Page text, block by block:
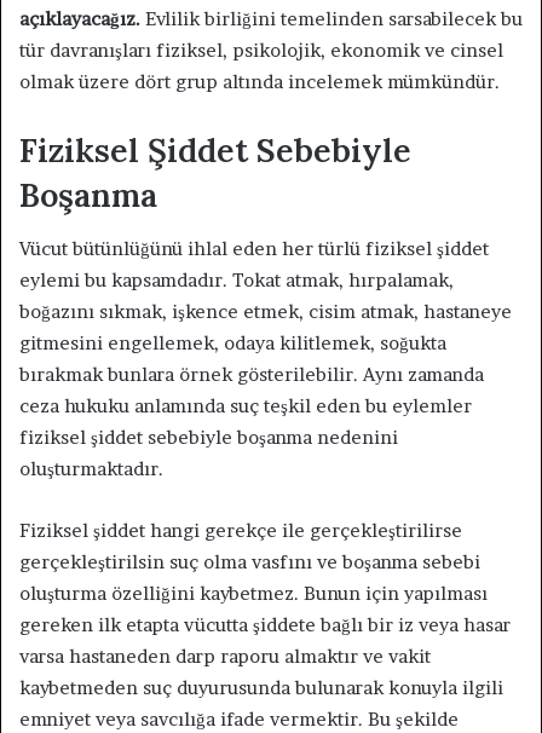
açıklayacağız. Evlilik birliğini temelinden sarsabilecek bu
tür davranışları fiziksel, psikolojik, ekonomik ve cinsel
olmak üzere dört grup altında incelemek mümkündür.
Fiziksel Şiddet Sebebiyle
Boşanma
Vücut bütünlüğünü ihlal eden her türlü fiziksel şiddet
eylemi bu kapsamdadır. Tokat atmak, hırpalamak,
boğazını sıkmak, işkence etmek, cisim atmak, hastaneye
gitmesini engellemek, odaya kilitlemek, soğukta
bırakmak bunlara örnek gösterilebilir. Aynı zamanda
ceza hukuku anlamında suç teşkil eden bu eylemler
fiziksel şiddet sebebiyle boşanma nedenini
oluşturmaktadır.
Fiziksel şiddet hangi gerekçe ile gerçekleştirilirse
gerçekleştirilsin suç olma vasfını ve boşanma sebebi
oluşturma özelliğini kaybetmez. Bunun için yapılması
gereken ilk etapta vücutta şiddete bağlı bir iz veya hasar
varsa hastaneden darp raporu almaktır ve vakit
kaybetmeden suç duyurusunda bulunarak konuyla ilgili
emniyet veya savcılığa ifade vermektir. Bu şekilde